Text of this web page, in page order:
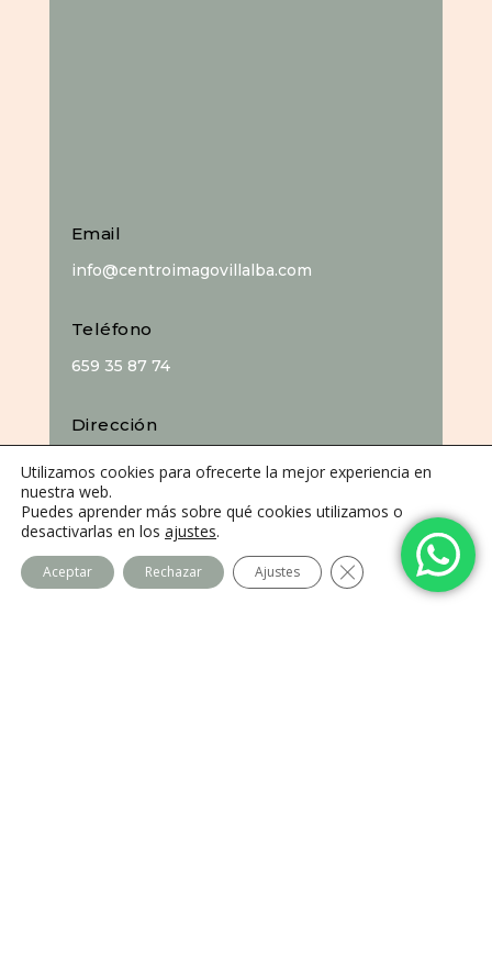
Email
info@centroimagovillalba.com
Teléfono
659 35 87 74
Dirección
Villalba, Madrid
Utilizamos cookies para ofrecerte la mejor experiencia en
nuestra web.
Puedes aprender más sobre qué cookies utilizamos o
desactivarlas en los ajustes.
Aceptar Rechazar Ajustes Cerrar el banner de